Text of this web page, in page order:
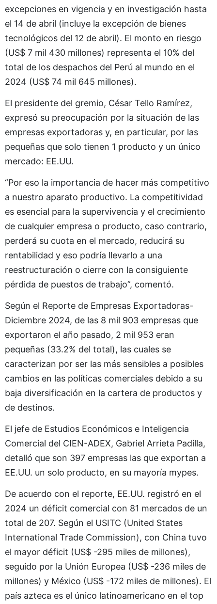
excepciones en vigencia y en investigación hasta
el 14 de abril (incluye la excepción de bienes
tecnológicos del 12 de abril). El monto en riesgo
(US$ 7 mil 430 millones) representa el 10% del
total de los despachos del Perú al mundo en el
2024 (US$ 74 mil 645 millones).
El presidente del gremio, César Tello Ramírez,
expresó su preocupación por la situación de las
empresas exportadoras y, en particular, por las
pequeñas que solo tienen 1 producto y un único
mercado: EE.UU.
“Por eso la importancia de hacer más competitivo
a nuestro aparato productivo. La competitividad
es esencial para la supervivencia y el crecimiento
de cualquier empresa o producto, caso contrario,
perderá su cuota en el mercado, reducirá su
rentabilidad y eso podría llevarlo a una
reestructuración o cierre con la consiguiente
pérdida de puestos de trabajo”, comentó.
Según el Reporte de Empresas Exportadoras-
Diciembre 2024, de las 8 mil 903 empresas que
exportaron el año pasado, 2 mil 953 eran
pequeñas (33.2% del total), las cuales se
caracterizan por ser las más sensibles a posibles
cambios en las políticas comerciales debido a su
baja diversificación en la cartera de productos y
de destinos.
El jefe de Estudios Económicos e Inteligencia
Comercial del CIEN-ADEX, Gabriel Arrieta Padilla,
detalló que son 397 empresas las que exportan a
EE.UU. un solo producto, en su mayoría mypes.
De acuerdo con el reporte, EE.UU. registró en el
2024 un déficit comercial con 81 mercados de un
total de 207. Según el USITC (United States
International Trade Commission), con China tuvo
el mayor déficit (US$ -295 miles de millones),
seguido por la Unión Europea (US$ -236 miles de
millones) y México (US$ -172 miles de millones). El
país azteca es el único latinoamericano en el top